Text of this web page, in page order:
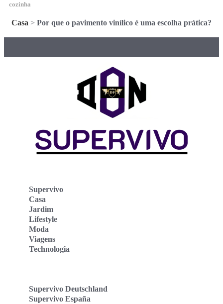
cozinha
Casa > Por que o pavimento vinílico é uma escolha prática?
Supervivo
Casa
Jardim
Lifestyle
Moda
Viagens
Technologia
Supervivo Deutschland
Supervivo España